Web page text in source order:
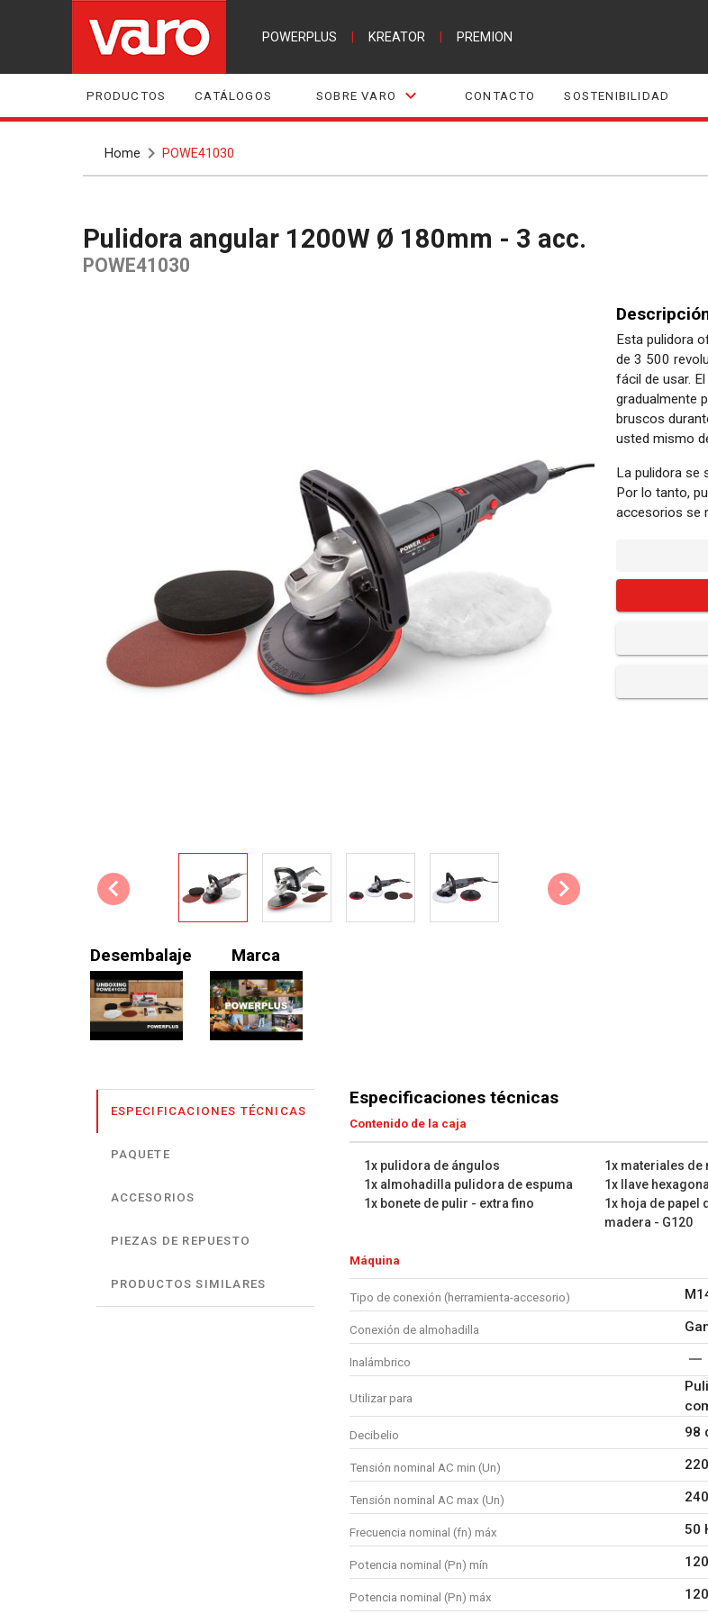
POWERPLUS KREATOR PREMION
PRODUCTOS CATÁLOGOS SOBRE VARO CONTACTO SOSTENIBILIDAD
Home POWE41030
Pulidora angular 1200W Ø 180mm - 3 acc.
POWE41030
Desembalaje Marca
Esta pulidora
de 3 500
fácil de usar.
gradualmente
bruscos
usted mismo
La pulidora se
Por lo tanto,
accesorios se
¿Qué es lo
1x pulidora
1x llave
1x bonete
ESPECIFICACIONES TÉCNICAS
PAQUETE
ACCESORIOS
PIEZAS DE REPUESTO
PRODUCTOS SIMILARES
Especificaciones técnicas
Contenido de la caja
1x pulidora de ángulos 1x materiales de
1x almohadilla pulidora de espuma
1x llave hexagonal
1x bonete de pulir - extra fino
1x hoja de papel
madera - G120
Máquina
Tipo de conexión (herramienta-accesorio)
Conexión de almohadilla
Inalámbrico
Utilizar para
Decibelio 98
Tensión nominal AC min (Un)
Tensión nominal AC max (Un)
Frecuencia nominal (fn) máx 50
Potencia nominal (Pn) mín
Potencia nominal (Pn) máx